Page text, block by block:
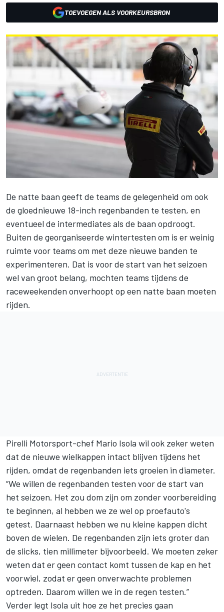
TOEVOEGEN ALS VOORKEURSBRON
De natte baan geeft de teams de gelegenheid om ook
de gloednieuwe 18-inch regenbanden te testen, en
eventueel de intermediates als de baan opdroogt.
Buiten de georganiseerde wintertesten om is er weinig
ruimte voor teams om met deze nieuwe banden te
experimenteren. Dat is voor de start van het seizoen
wel van groot belang, mochten teams tijdens de
raceweekenden onverhoopt op een natte baan moeten
rijden.
Pirelli Motorsport-chef Mario Isola wil ook zeker weten
dat de nieuwe wielkappen intact blijven tijdens het
rijden, omdat de regenbanden iets groeien in diameter.
“We willen de regenbanden testen voor de start van
het seizoen. Het zou dom zijn om zonder voorbereiding
te beginnen, al hebben we ze wel op proefauto's
getest. Daarnaast hebben we nu kleine kappen dicht
boven de wielen. De regenbanden zijn iets groter dan
de slicks, tien millimeter bijvoorbeeld. We moeten zeker
weten dat er geen contact komt tussen de kap en het
voorwiel, zodat er geen onverwachte problemen
optreden. Daarom willen we in de regen testen.”
Verder legt Isola uit hoe ze het precies gaan